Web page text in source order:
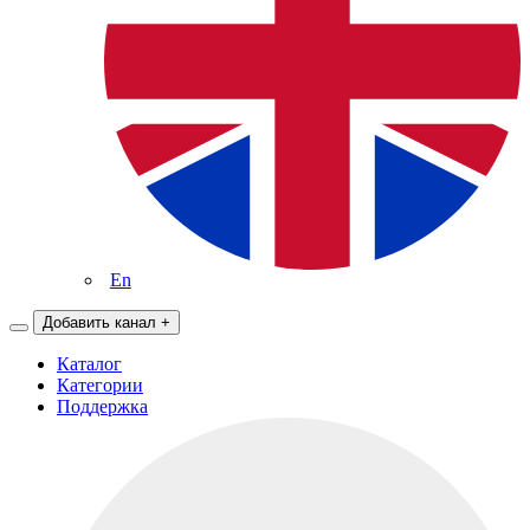
En
Добавить канал +
Каталог
Категории
Поддержка